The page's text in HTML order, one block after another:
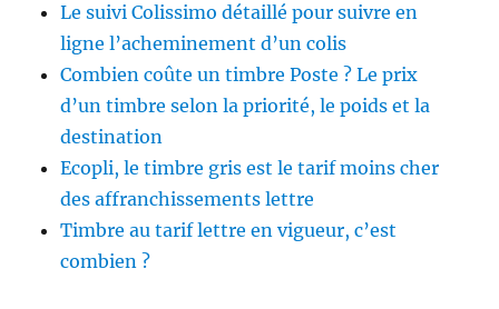
Le suivi Colissimo détaillé pour suivre en
ligne l’acheminement d’un colis
Combien coûte un timbre Poste ? Le prix
d’un timbre selon la priorité, le poids et la
destination
Ecopli, le timbre gris est le tarif moins cher
des affranchissements lettre
Timbre au tarif lettre en vigueur, c’est
combien ?